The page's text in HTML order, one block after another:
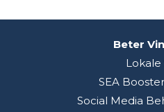
Beter
Lokale
SEA
Social Media